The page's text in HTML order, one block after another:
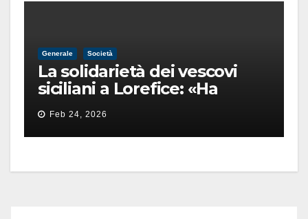
Generale Società
La solidarietà dei vescovi
siciliani a Lorefice: «Ha
difeso il valore e la dignità
dell’umanità»
Feb 24, 2026